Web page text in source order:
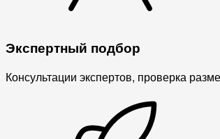
Экспертный подбор
Консультации экспертов, проверка